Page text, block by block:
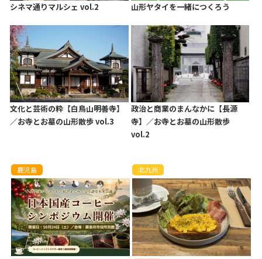
シネマ通りマルシェ vol.2 山形ヤタイを一緒につくろう
文化と芸術の粋【白鳥山明善寺】
／お寺とお墓の山形散歩 vol.3
政治と商業のまんなかに【長源
寺】／お寺とお墓の山形散歩
vol.2
鹿児島 北九州